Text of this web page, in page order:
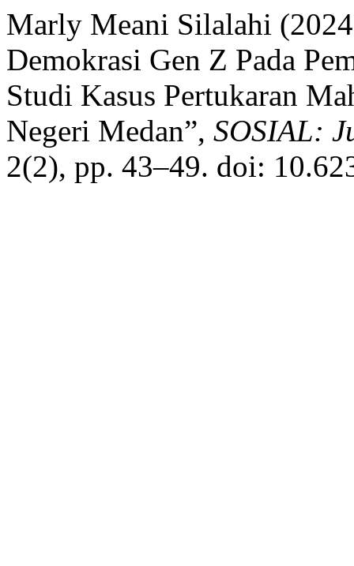
Marly Meani Silalahi
Demokrasi Gen Z Pada
Studi Kasus Pertukaran
Negeri Medan”, SOSIAL:
2(2), pp. 43–49. doi: